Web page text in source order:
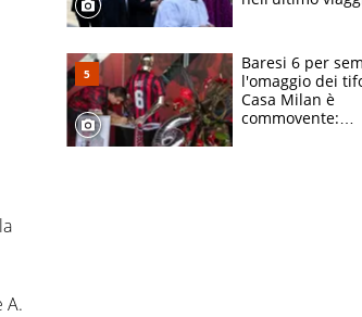
A.
circondati
dall'affetto dei
Baresi 6 per
l'omaggio dei
Casa Milan è
commovente: